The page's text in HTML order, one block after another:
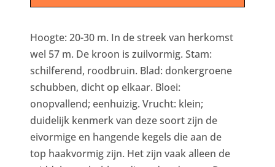
Hoogte: 20-30 m. In de streek van herkomst
wel 57 m. De kroon is zuilvormig. Stam:
schilferend, roodbruin. Blad: donkergroene
schubben, dicht op elkaar. Bloei:
onopvallend; eenhuizig. Vrucht: klein;
duidelijk kenmerk van deze soort zijn de
eivormige en hangende kegels die aan de
top haakvormig zijn. Het zijn vaak alleen de